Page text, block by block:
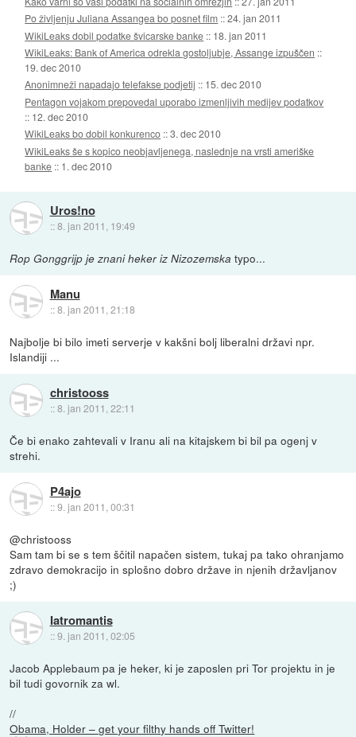
Po življenju Juliana Assangea bo posnet film ::24. jan 2011
WikiLeaks dobil podatke švicarske banke :: 18. jan 2011
WikiLeaks: Bank of America odrekla gostoljubje, Assange izpuščen ::
19. dec 2010
Anonimneži napadajo telefakse podjetij :: 15. dec 2010
Pentagon vojakom prepovedal uporabo izmenljivih medijev podatkov
:: 12. dec 2010
WikiLeaks bo dobil konkurenco ::3. dec 2010
WikiLeaks še s kopico neobjavljenega, naslednje na vrsti ameriške
banke :: 1. dec 2010
Uros!no
::8. jan 2011, 19:49
Rop Gonggrijp je znani heker iz Nizozemska typo...
Manu
::8. jan 2011, 21:18
Najbolje bi bilo imeti serverje v kakšni bolj liberalni državi npr.
Islandiji ...
christooss
::8. jan 2011, 22:11
Če bi enako zahtevali v Iranu ali na kitajskem bi bil pa ogenj v
strehi.
P4ajo
::9. jan 2011, 00:31
@christooss
Sam tam bi se s tem ščitil napačen sistem, tukaj pa tako ohranjamo
zdravo demokracijo in splošno dobro države in njenih državljanov
;)
Iatromantis
::9. jan 2011, 02:05
Jacob Applebaum pa je heker, ki je zaposlen pri Tor projektu in je
bil tudi govornik za wl.
//
Obama, Holder – get your filthy hands off Twitter!